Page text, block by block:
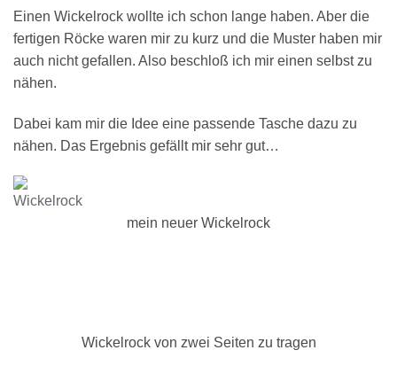
Einen Wickelrock wollte ich schon lange haben. Aber die
fertigen Röcke waren mir zu kurz und die Muster haben mir
auch nicht gefallen. Also beschloß ich mir einen selbst zu
nähen.
Dabei kam mir die Idee eine passende Tasche dazu zu
nähen. Das Ergebnis gefällt mir sehr gut…
mein neuer Wickelrock
Wickelrock von zwei Seiten zu tragen